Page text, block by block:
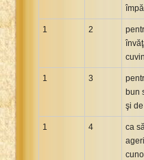
Spanish Sag. Escrituras
Swahili New Testament
Swedish 1917 Bible
Tagalog John and James
1 2
1 3
bun
şi
1 4
ca